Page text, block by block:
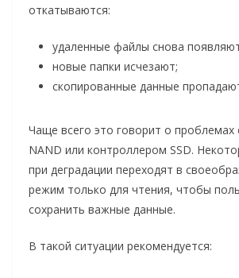
откатываются:
удаленные файлы снова
новые папки исчезают;
скопированные данные
Чаще всего это говорит о проблемах
NAND или контроллером SSD.
при деградации переходят в
режим только для чтения, чтобы
сохранить важные данные.
В такой ситуации рекомендуется: